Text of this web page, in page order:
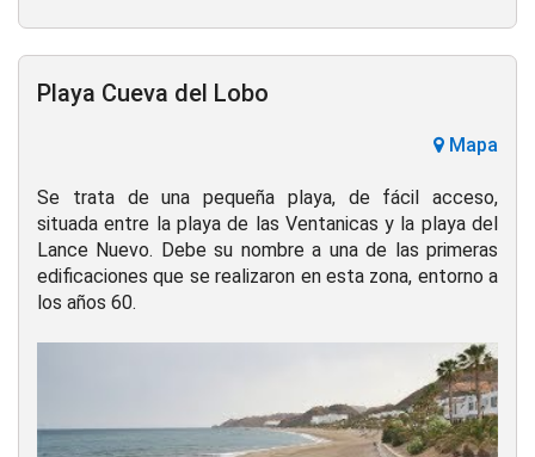
Playa Cueva del Lobo
Mapa
Se trata de una pequeña playa, de fácil acceso,
situada entre la playa de las Ventanicas y la playa del
Lance Nuevo. Debe su nombre a una de las primeras
edificaciones que se realizaron en esta zona, entorno a
los años 60.